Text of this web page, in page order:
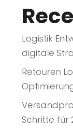
Logistik
digitale
Retouren
Schritte für